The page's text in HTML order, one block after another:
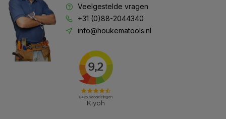
Veelgestelde vragen
+31 (0)88-2044340
info@houkematools.nl